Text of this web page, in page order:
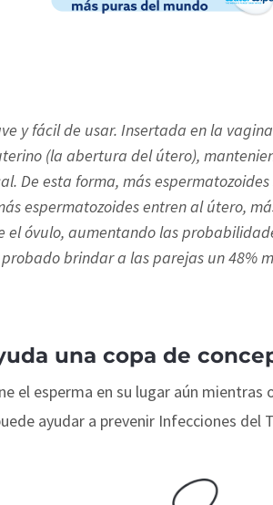
y fácil de usar. Insertada en la
(la abertura del útero),
De esta forma, más
espermatozoides entren al útero,
el óvulo, aumentando las
probado brindar a las parejas un
una copa de
el esperma en su lugar aún
ayudar a prevenir Infecciones del